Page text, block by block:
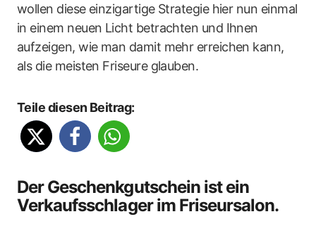
wollen diese einzigartige Strategie hier nun einmal
in einem neuen Licht betrachten und Ihnen
aufzeigen, wie man damit mehr erreichen kann,
als die meisten Friseure glauben.
Teile diesen Beitrag:
Der Geschenkgutschein ist ein
Verkaufsschlager im Friseursalon.